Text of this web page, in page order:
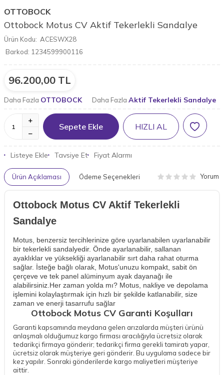
OTTOBOCK
Ottobock Motus CV Aktif Tekerlekli Sandalye
Ürün Kodu: ACESWX28
Barkod: 1234599900116
96.200,00 TL
Daha Fazla OTTOBOCK Daha Fazla Aktif Tekerlekli Sandalye
Sepete Ekle HIZLI AL
Listeye Ekle Tavsiye Et Fiyat Alarmı
Ürün Açıklaması Ödeme Seçenekleri Yorum
Ottobock Motus CV Aktif Tekerlekli
Sandalye
Motus, benzersiz tercihlerinize göre uyarlanabilen uyarlanabilir
bir tekerlekli sandalyedir. Önde ayarlanabilir, sallanan
ayaklıklar ve yüksekliği ayarlanabilir sırt daha rahat oturma
sağlar. İsteğe bağlı olarak, Motus'unuzu kompakt, sabit ön
çerçeve ve tek panel alüminyum ayak dayanağı ile
alabilirsiniz.Her zaman yolda mı? Motus, nakliye ve depolama
işlemini kolaylaştırmak için hızlı bir şekilde katlanabilir, size
zaman ve enerji tasarrufu sağlar
Ottobock Motus CV Garanti Koşulları
Garanti kapsamında meydana gelen arızalarda müşteri ürünü
anlaşmalı olduğumuz kargo firması aracılığıyla ücretsiz olarak
tedarikçi firmaya gönderir; tedarikçi firma gerekli tamiratı yapar,
ücretsiz olarak müşteriye geri gönderir. Bu uygulama sadece bir
kez yapılır. Sonraki gönderilerde kargo maliyetleri müşteriye
aittir.